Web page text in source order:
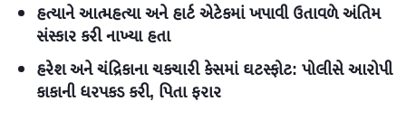
હત્યાને આત્મહત્યા અને હાર્ટ એટેકમાં ખપાવી ઉતાવળે અંતિમ
સંસ્કાર કરી નાખ્યા હતા
હરેશ અને ચંદ્રિકાના ચકચારી કેસમાં ઘટસ્ફોટ: પોલીસે આરોપી
કાકાની ધરપકડ કરી, પિતા ફરાર